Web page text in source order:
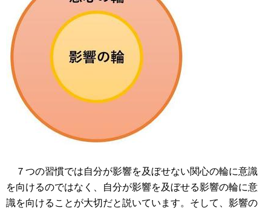
７つの習慣では自分が影響を及ぼせない関心の輪に意識
を向けるのではなく、自分が影響を及ぼせる影響の輪に意
識を向けることが大切だと説いています。そして、影響の